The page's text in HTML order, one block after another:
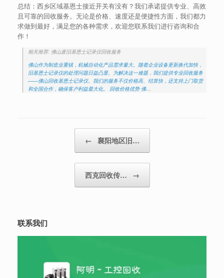
总结：西乡区域基恩士接近开关有没有？我们承诺提供专业、高效
且可靠的回收服务。无论是价格、速度还是便捷性方面，我们都力
求做到最好，满足您的各种需求，欢迎您联系我们进行咨询和合
作！
相关推荐: 佛山废旧基恩士记录仪回收服务
佛山作为制造业重镇，机械自动化产品需求量大。随着企业设备更新换代加快，
旧基恩士记录仪的处理问题日益凸显。为解决这一难题，我们提供专业回收服务
——佛山回收基恩士记录仪。我们的服务不仅价格高、结算快，还支持上门取货
和全国合作，确保客户利益最大化。 回收价格优势 佛…
← 襄阳地区旧…
西克回收传… →
联系我们